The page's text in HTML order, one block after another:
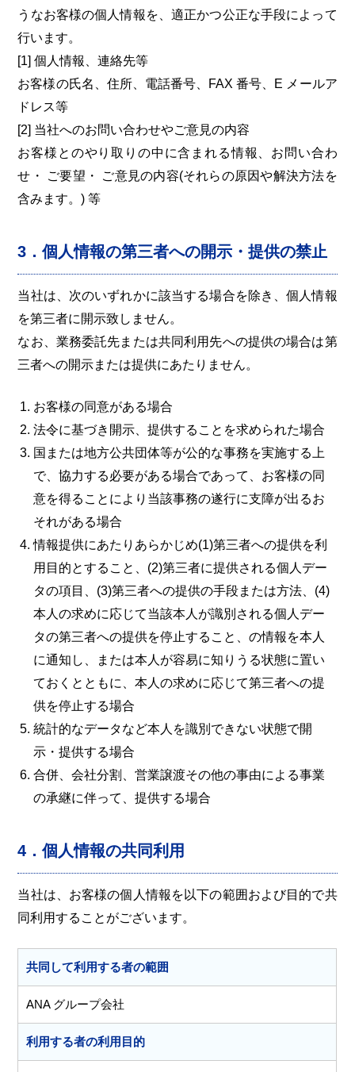
うなお客様の個人情報を、適正かつ公正な手段によって
行います。
[1] 個人情報、連絡先等
お客様の氏名、住所、電話番号、FAX 番号、E メールア
ドレス等
[2] 当社へのお問い合わせやご意見の内容
お客様とのやり取りの中に含まれる情報、お問い合わ
せ・ ご要望・ ご意見の内容(それらの原因や解決方法を
含みます。) 等
3．個人情報の第三者への開示・提供の禁止
当社は、次のいずれかに該当する場合を除き、個人情報
を第三者に開示致しません。
なお、業務委託先または共同利用先への提供の場合は第
三者への開示または提供にあたりません。
お客様の同意がある場合
法令に基づき開示、提供することを求められた場合
国または地方公共団体等が公的な事務を実施する上
で、協力する必要がある場合であって、お客様の同
意を得ることにより当該事務の遂行に支障が出るお
それがある場合
情報提供にあたりあらかじめ(1)第三者への提供を利
用目的とすること、(2)第三者に提供される個人デー
タの項目、(3)第三者への提供の手段または方法、(4)
本人の求めに応じて当該本人が識別される個人デー
タの第三者への提供を停止すること、の情報を本人
に通知し、または本人が容易に知りうる状態に置い
ておくとともに、本人の求めに応じて第三者への提
供を停止する場合
統計的なデータなど本人を識別できない状態で開
示・提供する場合
合併、会社分割、営業譲渡その他の事由による事業
の承継に伴って、提供する場合
4．個人情報の共同利用
当社は、お客様の個人情報を以下の範囲および目的で共
同利用することがございます。
共同して利用する者の範囲
ANA グループ会社
利用する者の利用目的